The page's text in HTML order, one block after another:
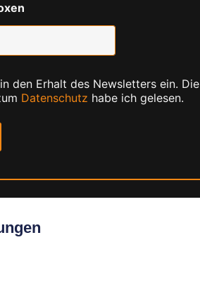
den Erhalt des Newsletters ein. Die
Datenschutz habe ich gelesen.